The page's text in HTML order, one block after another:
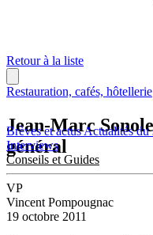
Brèves et actusActualités du
Interviews
Conseils et Guides
Retour à la liste
Restauration, cafés, hôtellerie
Jean-Marc
général
VP
Vincent Pompougnac
19 octobre 2011